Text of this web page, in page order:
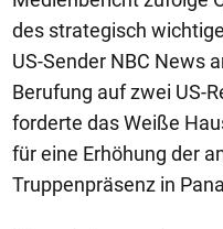
des strategisch
US-Sender NBC News
Berufung auf zwei US-
forderte das Weiße
für eine Erhöhung der
Truppenpräsenz in